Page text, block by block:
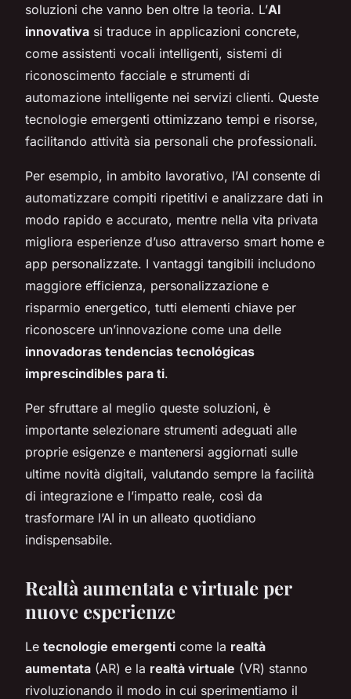
soluzioni che vanno ben oltre la teoria. L’AI
innovativa si traduce in applicazioni concrete,
come assistenti vocali intelligenti, sistemi di
riconoscimento facciale e strumenti di
automazione intelligente nei servizi clienti. Queste
tecnologie emergenti ottimizzano tempi e risorse,
facilitando attività sia personali che professionali.
Per esempio, in ambito lavorativo, l’AI consente di
automatizzare compiti ripetitivi e analizzare dati in
modo rapido e accurato, mentre nella vita privata
migliora esperienze d’uso attraverso smart home e
app personalizzate. I vantaggi tangibili includono
maggiore efficienza, personalizzazione e
risparmio energetico, tutti elementi chiave per
riconoscere un’innovazione come una delle
innovadoras tendencias tecnológicas
imprescindibles para ti.
Per sfruttare al meglio queste soluzioni, è
importante selezionare strumenti adeguati alle
proprie esigenze e mantenersi aggiornati sulle
ultime novità digitali, valutando sempre la facilità
di integrazione e l’impatto reale, così da
trasformare l’AI in un alleato quotidiano
indispensabile.
Realtà aumentata e virtuale per
nuove esperienze
Le tecnologie emergenti come la realtà
aumentata (AR) e la realtà virtuale (VR) stanno
rivoluzionando il modo in cui sperimentiamo il